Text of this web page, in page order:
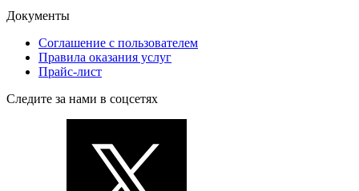
Документы
Соглашение с пользователем
Правила оказания услуг
Прайс-лист
Следите за нами в соцсетях